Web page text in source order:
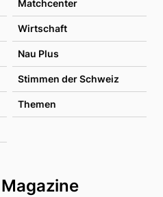
Matchcenter
Wirtschaft
Nau Plus
Stimmen der Schweiz
Themen